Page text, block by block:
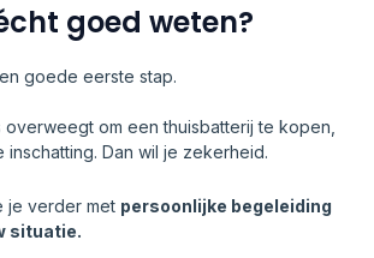
goed weten?
goede eerste stap.
overweegt om een thuisbatterij te kopen,
Dan wil je zekerheid.
je verder met persoonlijke begeleiding
situatie.